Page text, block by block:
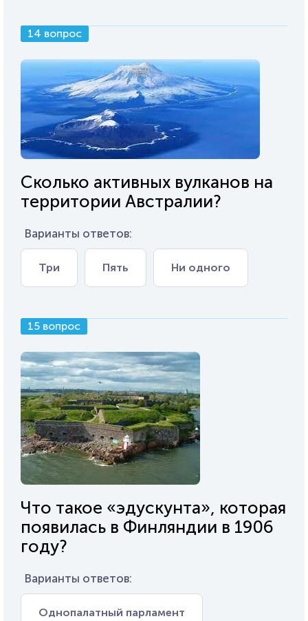
14 вопрос
Сколько активных вулканов на
территории Австралии?
Варианты ответов:
Три Пять Ни одного
15 вопрос
Что такое «эдускунта», которая
появилась в Финляндии в 1906
году?
Варианты ответов:
Однопалатный парламент